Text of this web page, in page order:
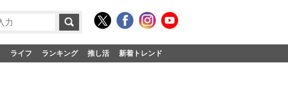
ライフ ランキング 推し活 新着トレンド